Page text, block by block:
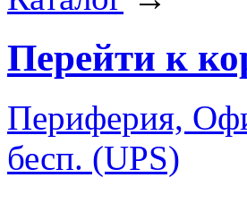
Перейти к
Периферия,
бесп. (UPS)